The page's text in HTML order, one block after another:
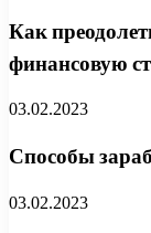
Как
финансовую
03.02.2023
Способы
03.02.2023